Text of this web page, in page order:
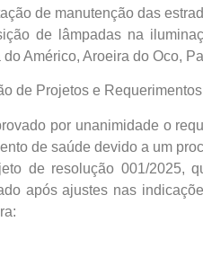
de manutenção das
de lâmpadas na
do Américo, Aroeira do Oco,
de Projetos e
por unanimidade o
de saúde devido a um
de resolução 001/2025,
após ajustes nas